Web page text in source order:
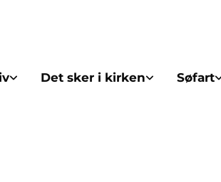
Det sker i kirken Søfart